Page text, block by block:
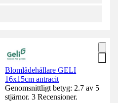
Blomlådehållare GELI
16x15cm antracit
Genomsnittligt betyg: 2.7 av 5
stjärnor. 3 Recensioner.